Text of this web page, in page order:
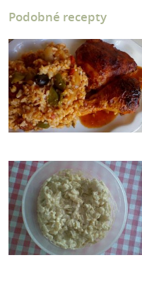
Podobné recepty